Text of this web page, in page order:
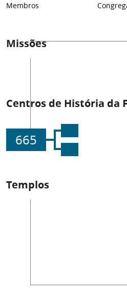
Membros
Missões
Centros de História da
665
Templos